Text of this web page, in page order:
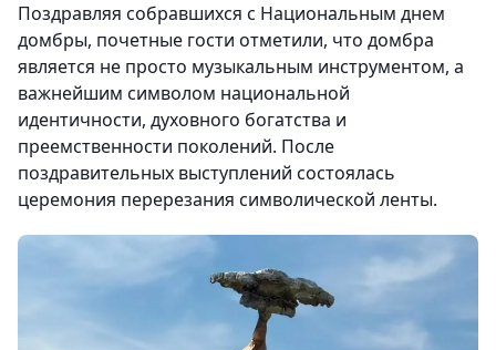
Поздравляя собравшихся с Национальным днем
домбры, почетные гости отметили, что домбра
является не просто музыкальным инструментом, а
важнейшим символом национальной
идентичности, духовного богатства и
преемственности поколений. После
поздравительных выступлений состоялась
церемония перерезания символической ленты.